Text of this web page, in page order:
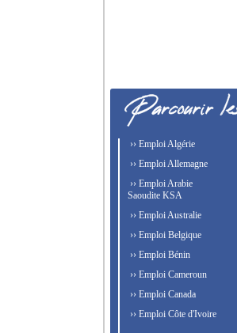
›› Emploi Algérie
›› Emploi Allemagne
›› Emploi Arabie
Saoudite KSA
›› Emploi Australie
›› Emploi Belgique
›› Emploi Bénin
›› Emploi Cameroun
›› Emploi Canada
›› Emploi Côte d'Ivoire